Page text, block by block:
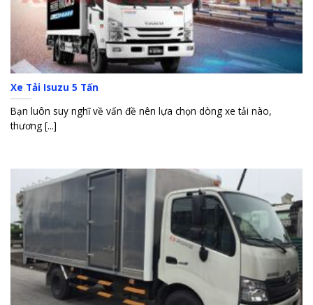
Xe Tải Isuzu 5 Tấn
Bạn luôn suy nghĩ về vấn đề nên lựa chọn dòng xe tải nào,
thương [...]